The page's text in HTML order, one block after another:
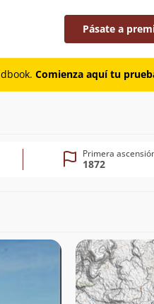
Pásate a
Comienza aquí tu
Primera
1872